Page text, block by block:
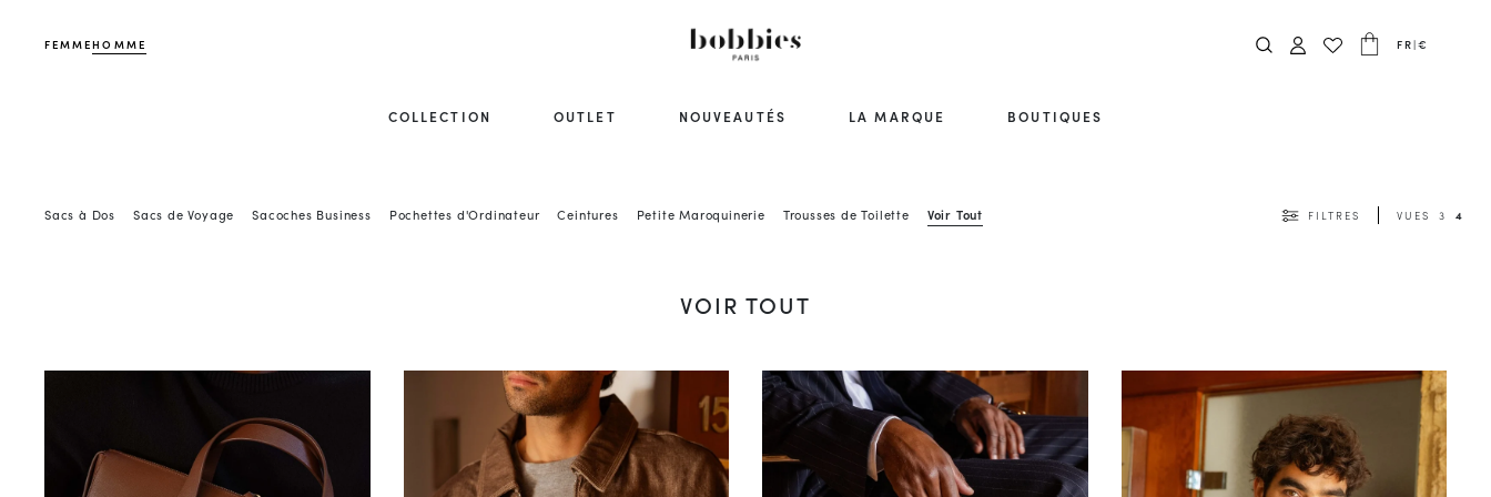
FEMMEHOMME FR|€
COLLECTION OUTLET NOUVEAUTÉS LA MARQUE BOUTIQUES
FILTRES VUES 3 4
Sacs à Dos Sacs de Voyage Sacoches Business Pochettes d'Ordinateur Ceintures Petite Maroquinerie Trousses de Toilette Voir Tout
VOIR TOUT